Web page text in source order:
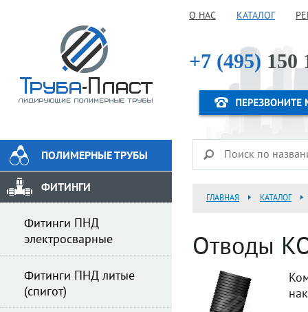
О НАС КАТАЛОГ
+7 (495) 150
ГЛАВНАЯ КАТАЛОГ
Отводы
ПОЛИМЕРНЫЕ ТРУБЫ
ФИТИНГИ
Фитинги ПНД
электросварные
Фитинги ПНД литые
(спигот)